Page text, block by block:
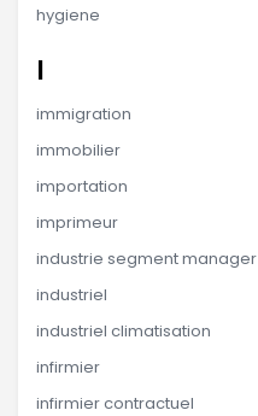
hygiene
I
immigration
immobilier
importation
imprimeur
industrie segment manager
industriel
industriel climatisation
infirmier
infirmier contractuel